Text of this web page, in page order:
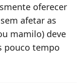
oferecer
afetar as
mamilo) deve
pouco tempo